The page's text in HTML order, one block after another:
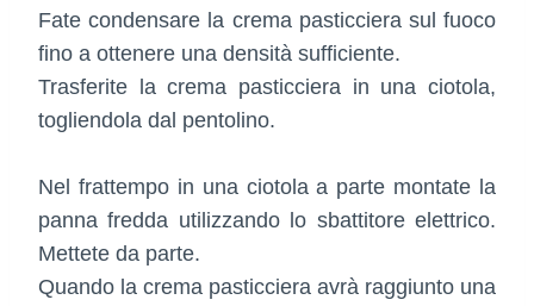
Fate condensare la crema pasticciera sul fuoco
fino a ottenere una densità sufficiente.
Trasferite la crema pasticciera in una ciotola,
togliendola dal pentolino.
Nel frattempo in una ciotola a parte montate la
panna fredda utilizzando lo sbattitore elettrico.
Mettete da parte.
Quando la crema pasticciera avrà raggiunto una